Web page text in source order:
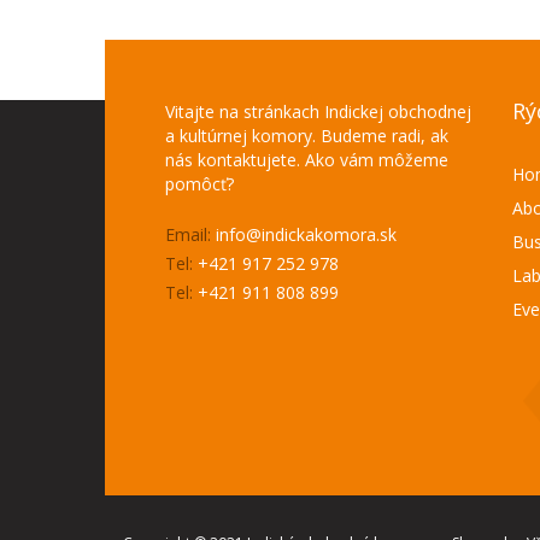
Vitajte na stránkach Indickej obchodnej
a kultúrnej komory. Budeme radi, ak
nás kontaktujete. Ako vám môžeme
pomôcť?
Email: info@indickakomora.sk
Tel: +421 917 252 978
Tel: +421 911 808 899